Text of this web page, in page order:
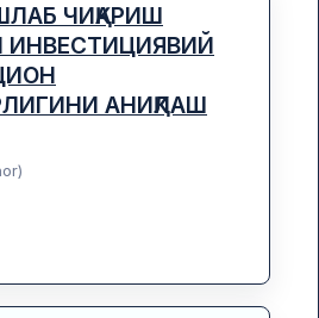
ЧИҚАРИШ
ИНВЕСТИЦИЯВИЙ
АНИҚЛАШ